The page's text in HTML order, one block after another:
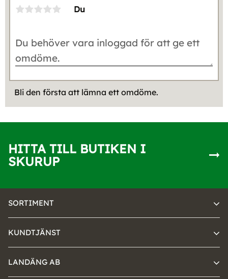
Du
Bli den första att lämna ett omdöme.
HITTA TILL BUTIKEN I
SKURUP
SORTIMENT
KUNDTJÄNST
LANDÄNG AB